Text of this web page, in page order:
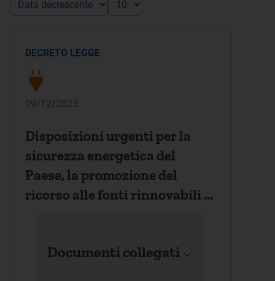
DECRETO LEGGE
09/12/2023
Disposizioni urgenti per la
sicurezza energetica del
Paese, la promozione del
ricorso alle fonti rinnovabili di
energia e in materia di
Documenti collegati